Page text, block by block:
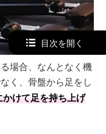
場合、なんとなく機
く、骨盤から足をし
けて足を持ち上げ
目次を開く